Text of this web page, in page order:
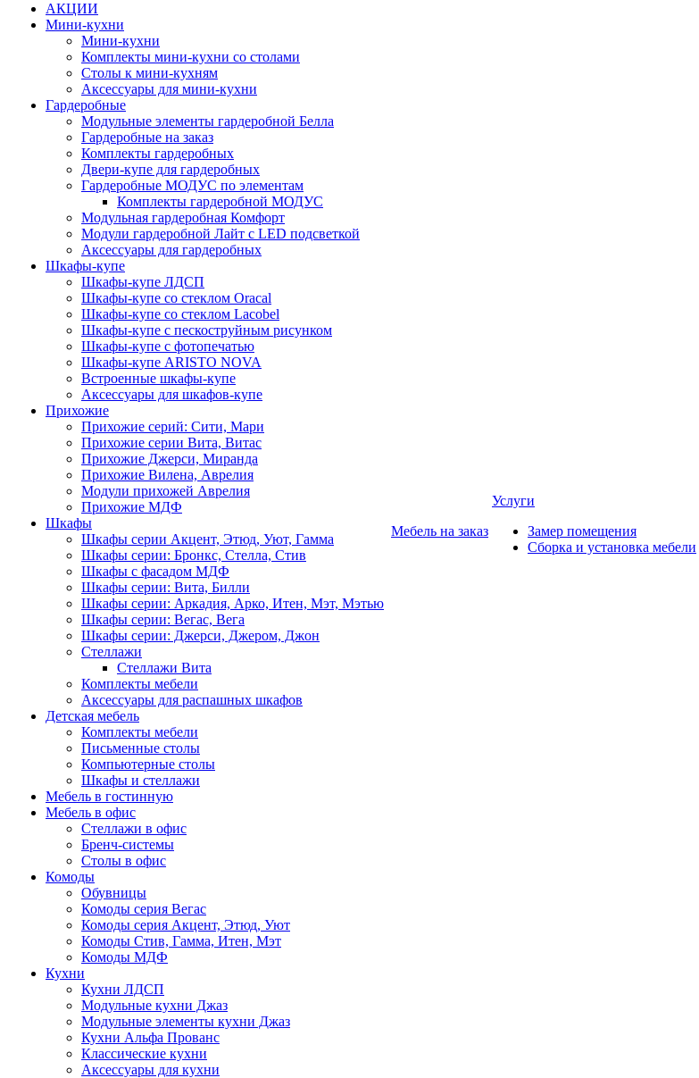
АКЦИИ
Мини-кухни
Мини-кухни
Комплекты мини-кухни со столами
Столы к мини-кухням
Аксессуары для мини-кухни
Гардеробные
Модульные элементы гардеробной Белла
Гардеробные на заказ
Комплекты гардеробных
Двери-купе для гардеробных
Гардеробные МОДУС по элементам
Комплекты гардеробной МОДУС
Модульная гардеробная Комфорт
Модули гардеробной Лайт с LED подсветкой
Аксессуары для гардеробных
Шкафы-купе
Шкафы-купе ЛДСП
Шкафы-купе со стеклом Oracal
Шкафы-купе со стеклом Lacobel
Шкафы-купе с пескоструйным рисунком
Шкафы-купе с фотопечатью
Шкафы-купе ARISTO NOVA
Встроенные шкафы-купе
Аксессуары для шкафов-купе
Прихожие
Прихожие серий: Сити, Мари
Прихожие серии Вита, Витас
Прихожие Джерси, Миранда
Прихожие Вилена, Аврелия
Модули прихожей Аврелия
Прихожие МДФ
Шкафы
Шкафы серии Акцент, Этюд, Уют, Гамма
Шкафы серии: Бронкс, Стелла, Стив
Шкафы с фасадом МДФ
Шкафы серии: Вита, Билли
Шкафы серии: Аркадия, Арко, Итен, Мэт, Мэтью
Шкафы серии: Вегас, Вега
Шкафы серии: Джерси, Джером, Джон
Стеллажи
Стеллажи Вита
Комплекты мебели
Аксессуары для распашных шкафов
Детская мебель
Комплекты мебели
Письменные столы
Компьютерные столы
Шкафы и стеллажи
Мебель в гостинную
Мебель в офис
Стеллажи в офис
Бренч-системы
Столы в офис
Комоды
Обувницы
Комоды серия Вегас
Комоды серия Акцент, Этюд, Уют
Комоды Стив, Гамма, Итен, Мэт
Комоды МДФ
Кухни
Кухни ЛДСП
Модульные кухни Джаз
Модульные элементы кухни Джаз
Кухни Альфа Прованс
Классические кухни
Аксессуары для кухни
Мебель на заказ
Услуги
Замер помещения
Сборка и установка мебели